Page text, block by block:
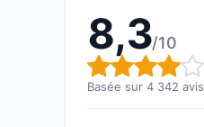
8,3/10
Note
Basée sur 4 342